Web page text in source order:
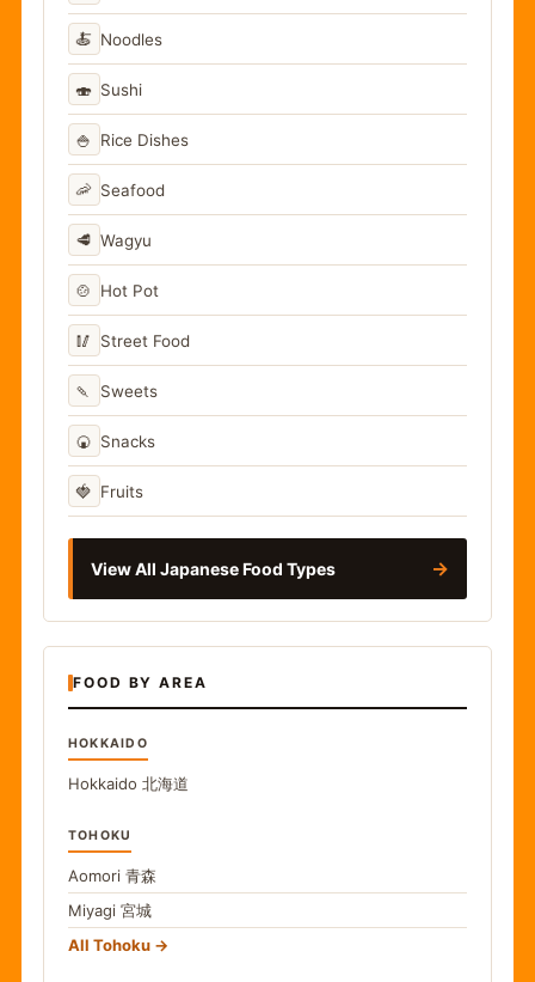
🍝 Noodles
🍣 Sushi
🍚 Rice Dishes
🦐 Seafood
🥩 Wagyu
🍲 Hot Pot
🥢 Street Food
🍡 Sweets
🍘 Snacks
🍓 Fruits
View All Japanese Food Types →
FOOD BY AREA
HOKKAIDO
Hokkaido 北海道
TOHOKU
Aomori 青森
Miyagi 宮城
All Tohoku